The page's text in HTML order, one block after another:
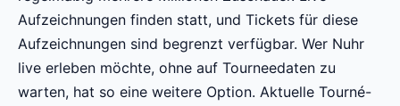
Aufzeichnungen finden statt, und Tickets für diese
Aufzeichnungen sind begrenzt verfügbar. Wer Nuhr
live erleben möchte, ohne auf Tourneedaten zu
warten, hat so eine weitere Option. Aktuelle Tourné-